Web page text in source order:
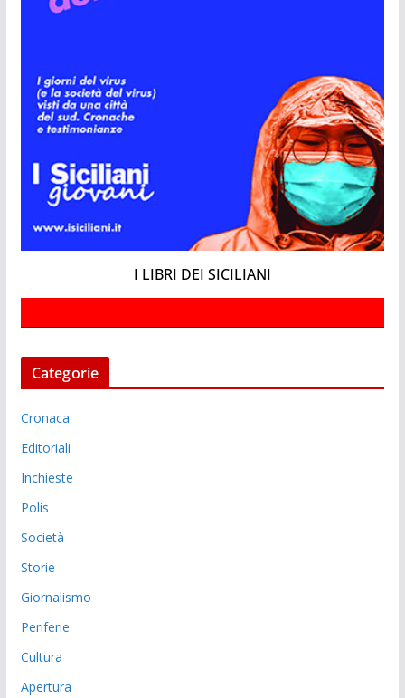
I LIBRI DEI SICILIANI
Categorie
Cronaca
Editoriali
Inchieste
Polis
Società
Storie
Giornalismo
Periferie
Cultura
Apertura